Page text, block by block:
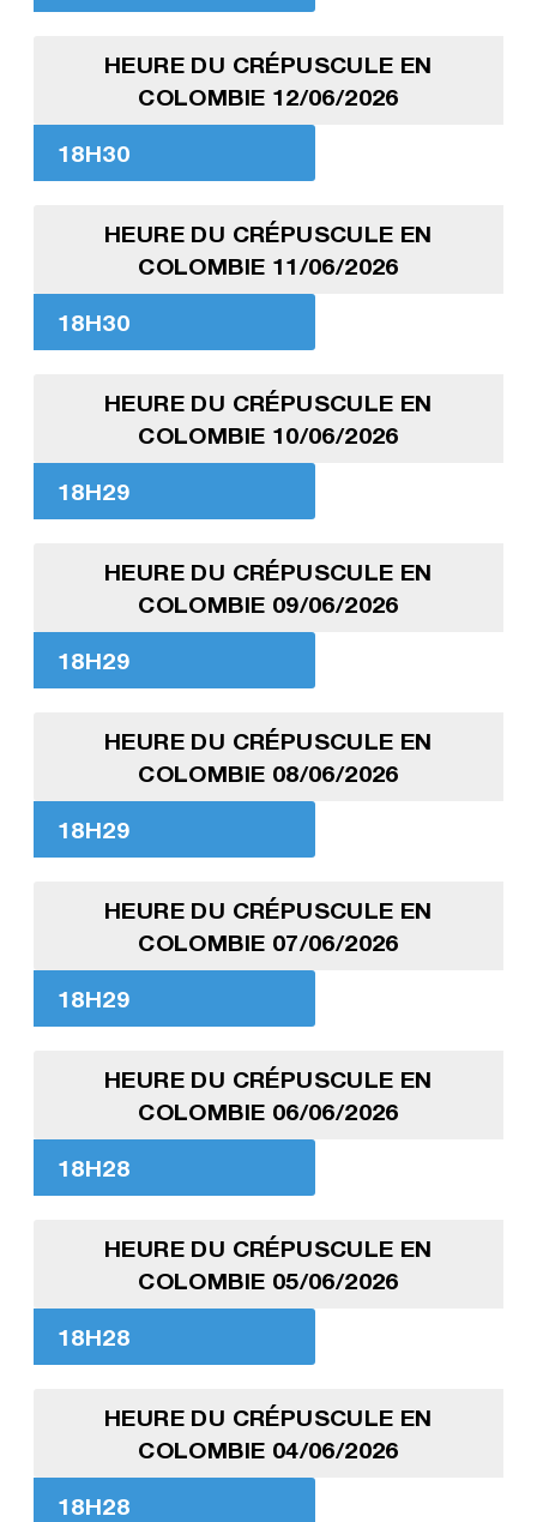
HEURE DU CRÉPUSCULE EN
COLOMBIE 12/06/2026
18H30
HEURE DU CRÉPUSCULE EN
COLOMBIE 11/06/2026
18H30
HEURE DU CRÉPUSCULE EN
COLOMBIE 10/06/2026
18H29
HEURE DU CRÉPUSCULE EN
COLOMBIE 09/06/2026
18H29
HEURE DU CRÉPUSCULE EN
COLOMBIE 08/06/2026
18H29
HEURE DU CRÉPUSCULE EN
COLOMBIE 07/06/2026
18H29
HEURE DU CRÉPUSCULE EN
COLOMBIE 06/06/2026
18H28
HEURE DU CRÉPUSCULE EN
COLOMBIE 05/06/2026
18H28
HEURE DU CRÉPUSCULE EN
COLOMBIE 04/06/2026
18H28